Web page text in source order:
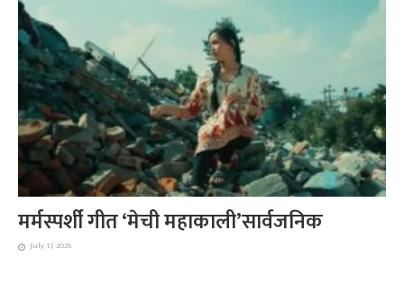
मर्मस्पर्शी गीत ‘मेची महाकाली’सार्वजनिक
July 17, 2026